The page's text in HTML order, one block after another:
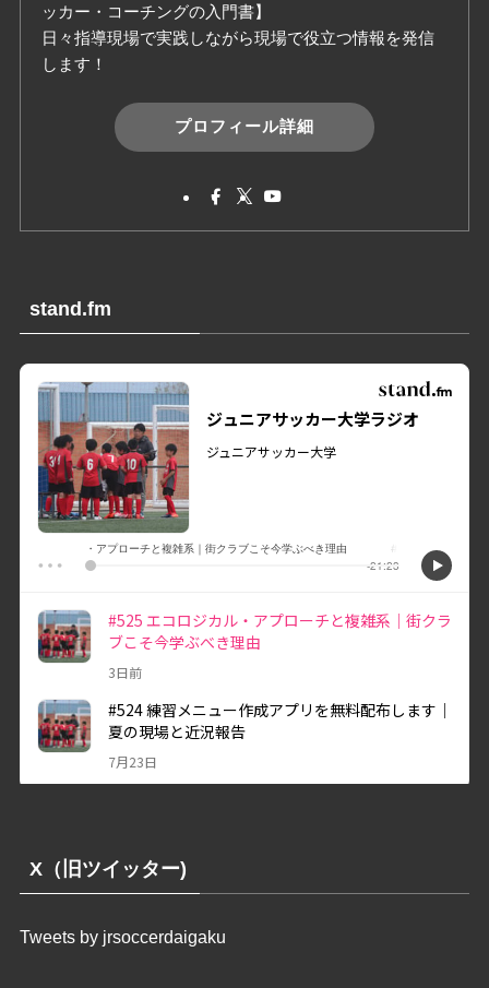
ッカー・コーチングの入門書】
日々指導現場で実践しながら現場で役立つ情報を発信
します！
プロフィール詳細
stand.fm
X（旧ツイッター)
Tweets by jrsoccerdaigaku